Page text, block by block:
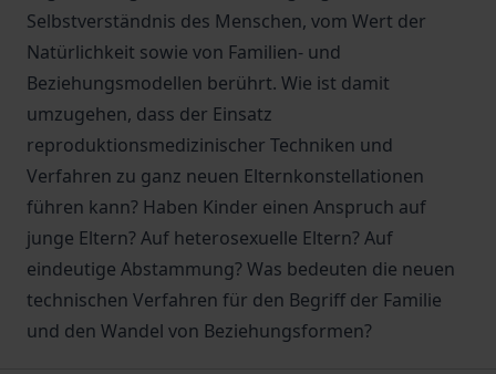
Selbstverständnis des Menschen, vom Wert der
Natürlichkeit sowie von Familien- und
Beziehungsmodellen berührt. Wie ist damit
umzugehen, dass der Einsatz
reproduktionsmedizinischer Techniken und
Verfahren zu ganz neuen Elternkonstellationen
führen kann? Haben Kinder einen Anspruch auf
junge Eltern? Auf heterosexuelle Eltern? Auf
eindeutige Abstammung? Was bedeuten die neuen
technischen Verfahren für den Begriff der Familie
und den Wandel von Beziehungsformen?